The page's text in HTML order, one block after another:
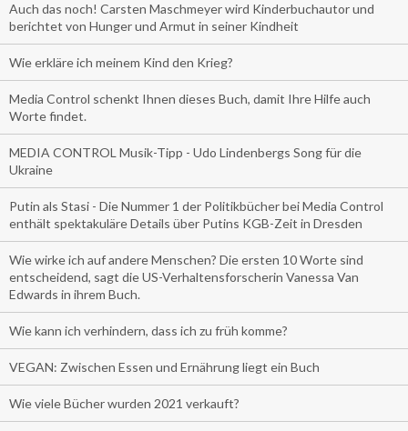
Auch das noch! Carsten Maschmeyer wird Kinderbuchautor und
berichtet von Hunger und Armut in seiner Kindheit
Wie erkläre ich meinem Kind den Krieg?
Media Control schenkt Ihnen dieses Buch, damit Ihre Hilfe auch
Worte findet.
MEDIA CONTROL Musik-Tipp - Udo Lindenbergs Song für die
Ukraine
Putin als Stasi - Die Nummer 1 der Politikbücher bei Media Control
enthält spektakuläre Details über Putins KGB-Zeit in Dresden
Wie wirke ich auf andere Menschen? Die ersten 10 Worte sind
entscheidend, sagt die US-Verhaltensforscherin Vanessa Van
Edwards in ihrem Buch.
Wie kann ich verhindern, dass ich zu früh komme?
VEGAN: Zwischen Essen und Ernährung liegt ein Buch
Wie viele Bücher wurden 2021 verkauft?